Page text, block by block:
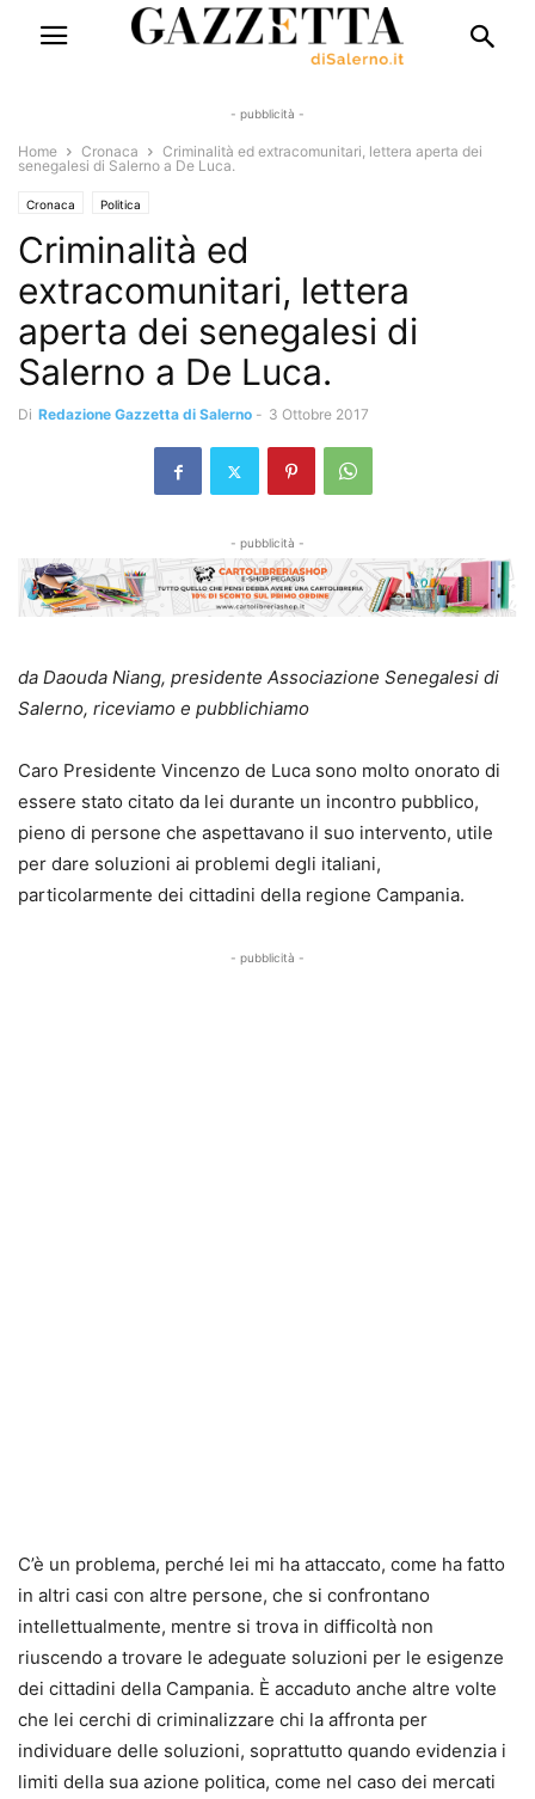
- pubblicità -
Home Cronaca
Criminalità ed extracomunitari, lettera aperta dei
senegalesi di Salerno a De Luca.
Cronaca Politica
Criminalità ed
extracomunitari, lettera
aperta dei senegalesi di
Salerno a De Luca.
Di Redazione Gazzetta di Salerno - 3 Ottobre 2017
- pubblicità -
da Daouda Niang, presidente Associazione Senegalesi di
Salerno, riceviamo e pubblichiamo
Caro Presidente Vincenzo de Luca sono molto onorato di
essere stato citato da lei durante un incontro pubblico,
pieno di persone che aspettavano il suo intervento, utile
per dare soluzioni ai problemi degli italiani,
particolarmente dei cittadini della regione Campania.
- pubblicità -
C’è un problema, perché lei mi ha attaccato, come ha fatto
in altri casi con altre persone, che si confrontano
intellettualmente, mentre si trova in difficoltà non
riuscendo a trovare le adeguate soluzioni per le esigenze
dei cittadini della Campania. È accaduto anche altre volte
che lei cerchi di criminalizzare chi la affronta per
individuare delle soluzioni, soprattutto quando evidenzia i
limiti della sua azione politica, come nel caso dei mercati